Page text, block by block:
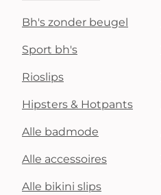
Bh's zonder beugel
Sport bh's
Rioslips
Hipsters & Hotpants
Alle badmode
Alle accessoires
Alle bikini slips